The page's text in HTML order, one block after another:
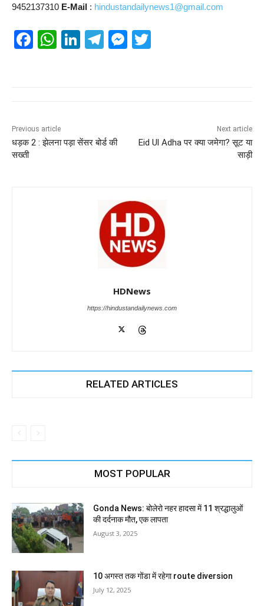
9452137310 E-Mail : hindustandailynews1@gmail.com
F
o
o
W
p
p
Li
n
T
m
M
er
Previous article
धड़क 2 : झेलना पड़ा सेंसर बोर्ड की
सख्ती
Next article
Eid Ul Adha पर क्या जमेगा? सूट या
साड़ी
HDNews
https://hindustandailynews.com
RELATED ARTICLES
MOST POPULAR
Gonda News: बोलेरो नहर हादसा में 11 श्रद्धालुओं
की दर्दनाक मौत, एक लापता
August 3, 2025
10 अगस्त तक गोंडा में रहेगा route diversion
July 12, 2025